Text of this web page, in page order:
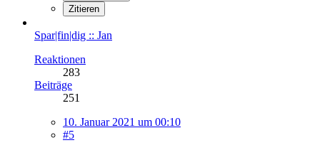
Zitieren
Spar|fin|dig :: Jan
Reaktionen
283
Beiträge
251
10. Januar 2021 um 00:10
#5